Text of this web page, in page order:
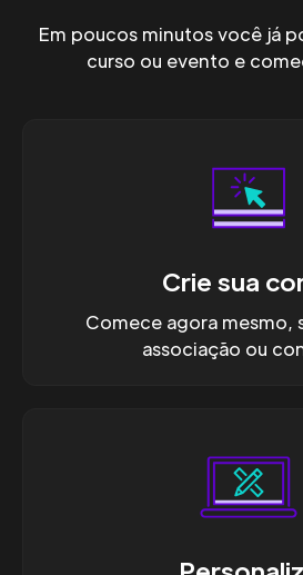
Em poucos minutos você já
curso ou evento e
Crie sua
Comece agora mesmo,
associação ou